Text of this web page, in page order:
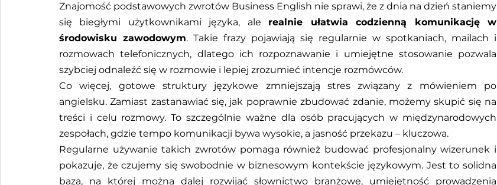
Znajomość podstawowych zwrotów Business English nie sprawi, że z dnia na dzień staniemy
się biegłymi użytkownikami języka, ale realnie ułatwia codzienną komunikację w
środowisku zawodowym. Takie frazy pojawiają się regularnie w spotkaniach, mailach i
rozmowach telefonicznych, dlatego ich rozpoznawanie i umiejętne stosowanie pozwala
szybciej odnaleźć się w rozmowie i lepiej zrozumieć intencje rozmówców.
Co więcej, gotowe struktury językowe zmniejszają stres związany z mówieniem po
angielsku. Zamiast zastanawiać się, jak poprawnie zbudować zdanie, możemy skupić się na
treści i celu rozmowy. To szczególnie ważne dla osób pracujących w międzynarodowych
zespołach, gdzie tempo komunikacji bywa wysokie, a jasność przekazu – kluczowa.
Regularne używanie takich zwrotów pomaga również budować profesjonalny wizerunek i
pokazuje, że czujemy się swobodnie w biznesowym kontekście językowym. Jest to solidna
baza, na której można dalej rozwijać słownictwo branżowe, umiejętność prowadzenia